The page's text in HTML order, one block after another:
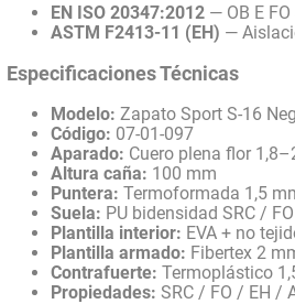
EN ISO 20347:2012 — OB E FO
ASTM F2413-11 (EH) —
Especificaciones Técnicas
Modelo: Zapato Sport S-16
Código: 07-01-097
Aparado: Cuero plena flor
Altura caña: 100 mm
Puntera: Termoformada 1,5
Suela: PU bidensidad SRC / FO
Plantilla interior: EVA + no
Plantilla armado: Fibertex 2
Contrafuerte: Termoplástico
Propiedades: SRC / FO / EH /